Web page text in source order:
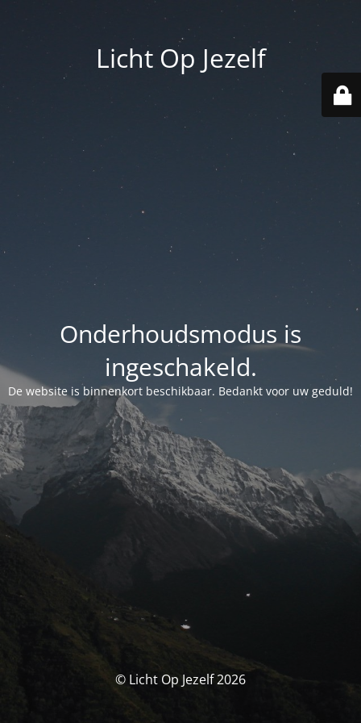
Licht Op Jezelf
Onderhoudsmodus is
ingeschakeld.
De website is binnenkort beschikbaar. Bedankt voor uw geduld!
© Licht Op Jezelf 2026